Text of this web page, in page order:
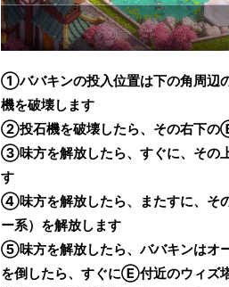
①ババキンの投入位置は下の角周辺
機を破壊します
②投石機を破壊したら、その右下の
③味方を解放したら、すぐに、その
す
④味方を解放したら、またすに、そ
ー系）を解放します
⑤味方を解放したら、ババキンはオ
を倒したら、すぐにⒺ付近のウィズ